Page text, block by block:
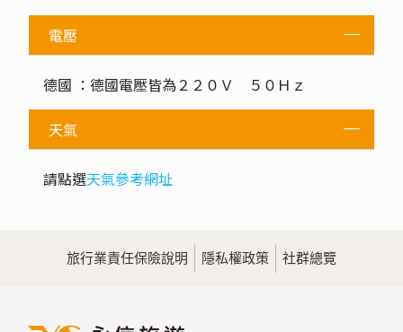
電壓
德國 ：德國電壓皆為２２０Ｖ ５０Ｈｚ
天氣
請點選天氣參考網址
旅行業責任保險說明 隱私權政策 社群總覽